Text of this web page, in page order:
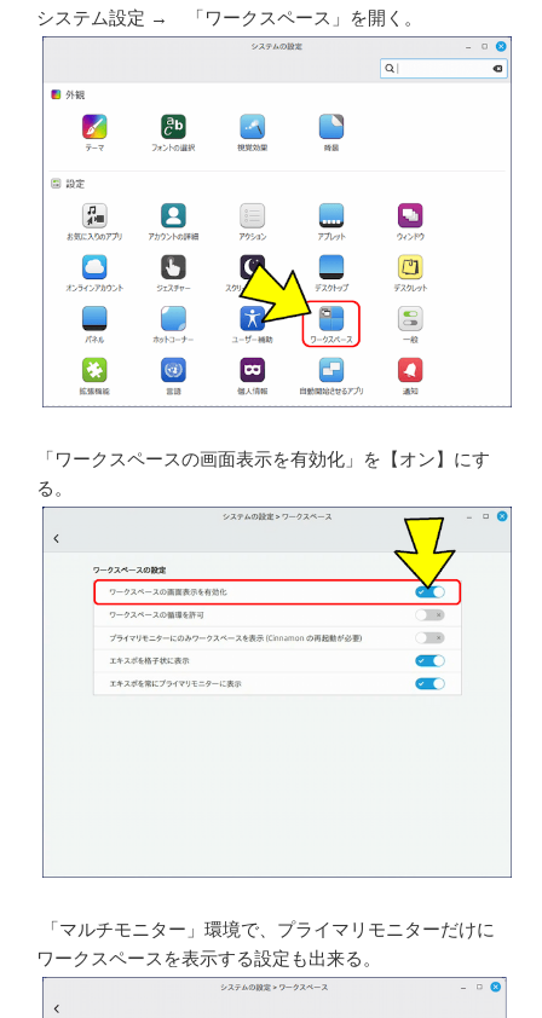
システム設定 → 「ワークスペース」を開く。
「ワークスペースの画面表示を有効化」を【オン】にす
る。
「マルチモニター」環境で、プライマリモニターだけに
ワークスペースを表示する設定も出来る。